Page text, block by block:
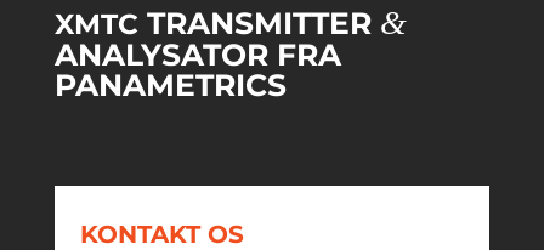
XMTC TRANSMITTER &
ANALYSATOR FRA
PANAMETRICS
KONTAKT OS